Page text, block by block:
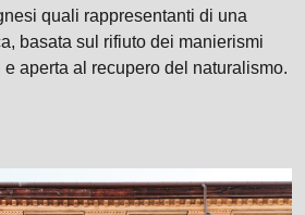
quali rappresentanti di una
basata sul rifiuto dei manierismi
aperta al recupero del naturalismo.